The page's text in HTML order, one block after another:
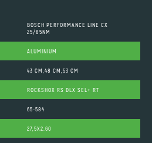
BOSCH PERFORMANCE LINE CX
25/85NM
ALUMINIUM
43 CM,48 CM,53 CM
ROCKSHOX RS DLX SEL+ RT
65-584
27,5X2.60